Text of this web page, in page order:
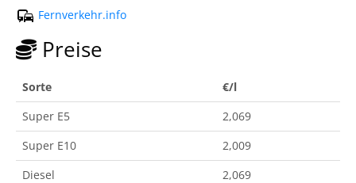
Fernverkehr.info
Preise
Sorte
€/l
Super E5
2,069
Super E10
2,009
Diesel
2,069